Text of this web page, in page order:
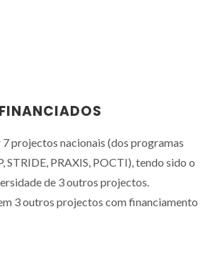
7 projectos nacionais (dos programas
STRIDE, PRAXIS, POCTI), tendo sido o
de 3 outros projectos.
3 outros projectos com financiamento